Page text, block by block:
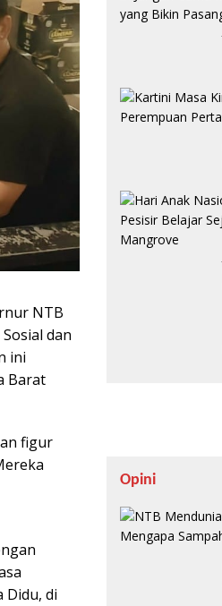
NTB
dan
ini
Barat
figur
Didu, di
Opini